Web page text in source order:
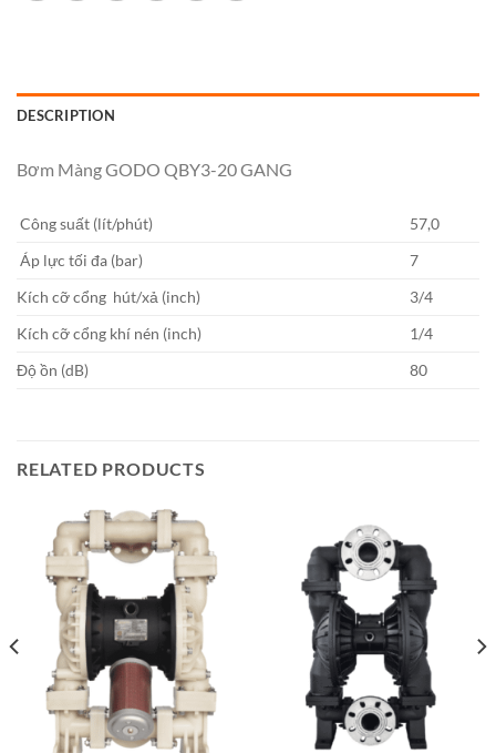
DESCRIPTION
Bơm Màng GODO QBY3-20 GANG
Công suất (lít/phút)
57,0
Áp lực tối đa (bar)
7
Kích cỡ cổng hút/xả (inch)
3/4
Kích cỡ cổng khí nén (inch)
1/4
Độ ồn (dB)
80
RELATED PRODUCTS